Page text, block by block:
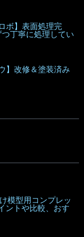
ボ】表面処理完
丁寧に処理してい
】改修＆塗装済み
模型用コンプレッ
ントや比較、おす